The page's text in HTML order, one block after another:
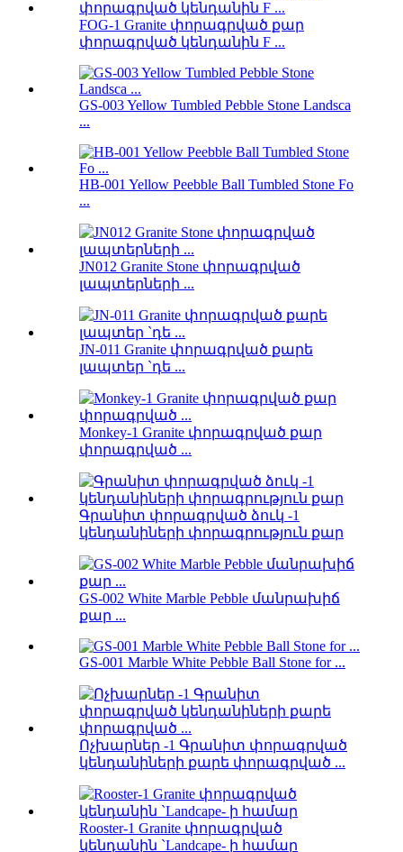
FOG-1 Granite փորագրված քար
փորագրված կենդանին F ...
GS-003 Yellow Tumbled Pebble Stone Landsca
...
HB-001 Yellow Peebble Ball Tumbled Stone Fo
...
JN012 Granite Stone փորագրված
լապտերների ...
JN-011 Granite փորագրված քարե
լապտեր `դե ...
Monkey-1 Granite փորագրված քար
փորագրված ...
Գրանիտ փորագրված ձուկ -1
կենդանիների փորագրություն քար
GS-002 White Marble Pebble մանրախիճ
քար ...
GS-001 Marble White Pebble Ball Stone for ...
Ոչխարներ -1 Գրանիտ փորագրված
կենդանիների քարե փորագրված ...
Rooster-1 Granite փորագրված
կենդանին `Landcape- ի համար